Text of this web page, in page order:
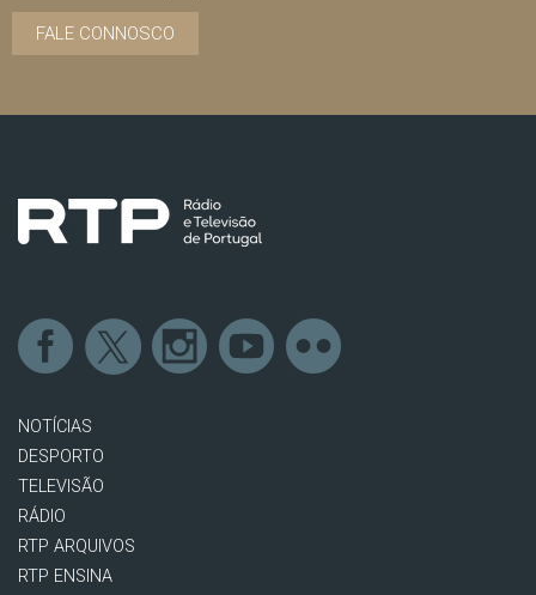
FALE CONNOSCO
NOTÍCIAS
DESPORTO
TELEVISÃO
RÁDIO
RTP ARQUIVOS
RTP ENSINA